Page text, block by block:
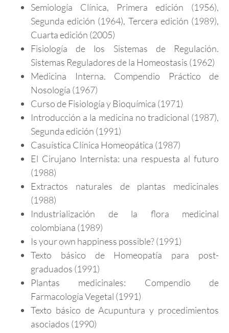
Semiología Clínica, Primera edición (1956),
Segunda edición (1964), Tercera edición (1989),
Cuarta edición (2005)
Fisiología de los Sistemas de Regulación.
Sistemas Reguladores de la Homeostasis (1962)
Medicina Interna. Compendio Práctico de
Nosología (1967)
Curso de Fisiología y Bioquímica (1971)
Introducción a la medicina no tradicional (1987),
Segunda edición (1991)
Casuística Clínica Homeopática (1987)
El Cirujano Internista: una respuesta al futuro
(1988)
Extractos naturales de plantas medicinales
(1988)
Industrialización de la flora medicinal
colombiana (1989)
Is your own happiness possible? (1991)
Texto básico de Homeopatía para post-
graduados (1991)
Plantas medicinales: Compendio de
Farmacología Vegetal (1991)
Texto básico de Acupuntura y procedimientos
asociados (1990)